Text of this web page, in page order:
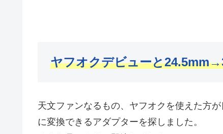
ヤフオクデビューと
天文ファンなるもの、ヤフオクを使えた方
に変換できるアダプターを探しました。